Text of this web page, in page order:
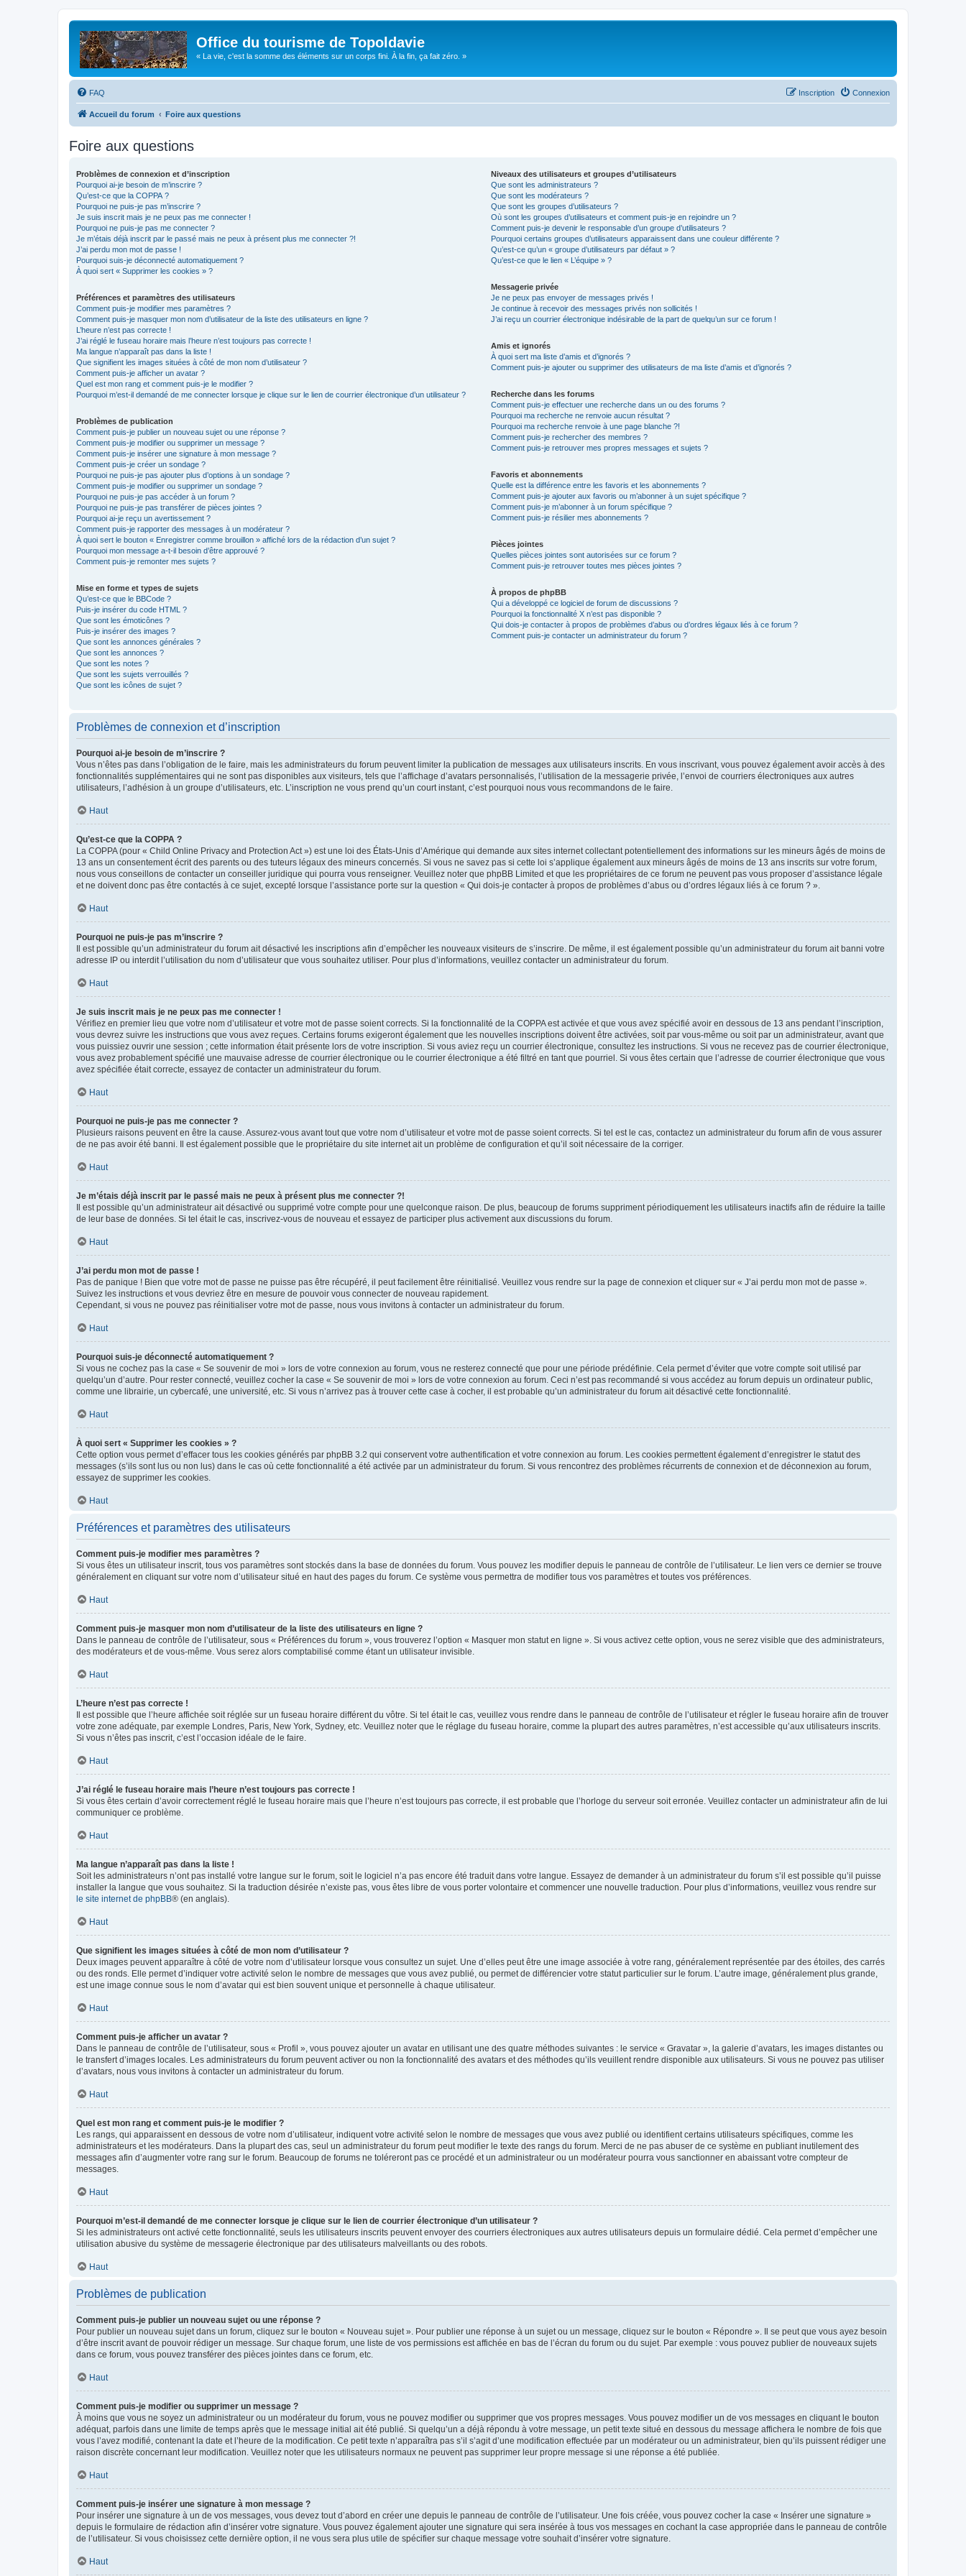
Office du tourisme de Topoldavie
« La vie, c'est la somme des éléments sur un corps fini. À la fin, ça fait zéro. »
FAQ Connexion
Inscription
Accueil du forum Foire aux questions
Foire aux questions
Problèmes de connexion et d’inscription
Pourquoi ai-je besoin de m’inscrire ?
Qu’est-ce que la COPPA ?
Pourquoi ne puis-je pas m’inscrire ?
Je suis inscrit mais je ne peux pas me connecter !
Pourquoi ne puis-je pas me connecter ?
Je m’étais déjà inscrit par le passé mais ne peux à présent plus me connecter ?!
J’ai perdu mon mot de passe !
Pourquoi suis-je déconnecté automatiquement ?
À quoi sert « Supprimer les cookies » ?
Préférences et paramètres des utilisateurs
Comment puis-je modifier mes paramètres ?
Comment puis-je masquer mon nom d’utilisateur de la liste des utilisateurs en ligne ?
L’heure n’est pas correcte !
J’ai réglé le fuseau horaire mais l’heure n’est toujours pas correcte !
Ma langue n’apparaît pas dans la liste !
Que signifient les images situées à côté de mon nom d’utilisateur ?
Comment puis-je afficher un avatar ?
Quel est mon rang et comment puis-je le modifier ?
Pourquoi m’est-il demandé de me connecter lorsque je clique sur le lien de courrier électronique d’un utilisateur ?
Problèmes de publication
Comment puis-je publier un nouveau sujet ou une réponse ?
Comment puis-je modifier ou supprimer un message ?
Comment puis-je insérer une signature à mon message ?
Comment puis-je créer un sondage ?
Pourquoi ne puis-je pas ajouter plus d’options à un sondage ?
Comment puis-je modifier ou supprimer un sondage ?
Pourquoi ne puis-je pas accéder à un forum ?
Pourquoi ne puis-je pas transférer de pièces jointes ?
Pourquoi ai-je reçu un avertissement ?
Comment puis-je rapporter des messages à un modérateur ?
À quoi sert le bouton « Enregistrer comme brouillon » affiché lors de la rédaction d’un sujet ?
Pourquoi mon message a-t-il besoin d’être approuvé ?
Comment puis-je remonter mes sujets ?
Mise en forme et types de sujets
Qu’est-ce que le BBCode ?
Puis-je insérer du code HTML ?
Que sont les émoticônes ?
Puis-je insérer des images ?
Que sont les annonces générales ?
Que sont les annonces ?
Que sont les notes ?
Que sont les sujets verrouillés ?
Que sont les icônes de sujet ?
Niveaux des utilisateurs et groupes d’utilisateurs
Que sont les administrateurs ?
Que sont les modérateurs ?
Que sont les groupes d’utilisateurs ?
Où sont les groupes d’utilisateurs et comment puis-je en rejoindre un ?
Comment puis-je devenir le responsable d’un groupe d’utilisateurs ?
Pourquoi certains groupes d’utilisateurs apparaissent dans une couleur différente ?
Qu’est-ce qu’un « groupe d’utilisateurs par défaut » ?
Qu’est-ce que le lien « L’équipe » ?
Messagerie privée
Je ne peux pas envoyer de messages privés !
Je continue à recevoir des messages privés non sollicités !
J’ai reçu un courrier électronique indésirable de la part de quelqu’un sur ce forum !
Amis et ignorés
À quoi sert ma liste d’amis et d’ignorés ?
Comment puis-je ajouter ou supprimer des utilisateurs de ma liste d’amis et d’ignorés ?
Recherche dans les forums
Comment puis-je effectuer une recherche dans un ou des forums ?
Pourquoi ma recherche ne renvoie aucun résultat ?
Pourquoi ma recherche renvoie à une page blanche ?!
Comment puis-je rechercher des membres ?
Comment puis-je retrouver mes propres messages et sujets ?
Favoris et abonnements
Quelle est la différence entre les favoris et les abonnements ?
Comment puis-je ajouter aux favoris ou m’abonner à un sujet spécifique ?
Comment puis-je m’abonner à un forum spécifique ?
Comment puis-je résilier mes abonnements ?
Pièces jointes
Quelles pièces jointes sont autorisées sur ce forum ?
Comment puis-je retrouver toutes mes pièces jointes ?
À propos de phpBB
Qui a développé ce logiciel de forum de discussions ?
Pourquoi la fonctionnalité X n’est pas disponible ?
Qui dois-je contacter à propos de problèmes d’abus ou d’ordres légaux liés à ce forum ?
Comment puis-je contacter un administrateur du forum ?
Problèmes de connexion et d’inscription
Pourquoi ai-je besoin de m’inscrire ?
Vous n’êtes pas dans l’obligation de le faire, mais les administrateurs du forum peuvent limiter la publication de messages aux utilisateurs inscrits. En vous inscrivant, vous pouvez également avoir accès à des
fonctionnalités supplémentaires qui ne sont pas disponibles aux visiteurs, tels que l’affichage d’avatars personnalisés, l’utilisation de la messagerie privée, l’envoi de courriers électroniques aux autres
utilisateurs, l’adhésion à un groupe d’utilisateurs, etc. L’inscription ne vous prend qu’un court instant, c’est pourquoi nous vous recommandons de le faire.
Haut
Qu’est-ce que la COPPA ?
La COPPA (pour « Child Online Privacy and Protection Act ») est une loi des États-Unis d’Amérique qui demande aux sites internet collectant potentiellement des informations sur les mineurs âgés de moins de
13 ans un consentement écrit des parents ou des tuteurs légaux des mineurs concernés. Si vous ne savez pas si cette loi s’applique également aux mineurs âgés de moins de 13 ans inscrits sur votre forum,
nous vous conseillons de contacter un conseiller juridique qui pourra vous renseigner. Veuillez noter que phpBB Limited et que les propriétaires de ce forum ne peuvent pas vous proposer d’assistance légale
et ne doivent donc pas être contactés à ce sujet, excepté lorsque l’assistance porte sur la question « Qui dois-je contacter à propos de problèmes d’abus ou d’ordres légaux liés à ce forum ? ».
Haut
Pourquoi ne puis-je pas m’inscrire ?
Il est possible qu’un administrateur du forum ait désactivé les inscriptions afin d’empêcher les nouveaux visiteurs de s’inscrire. De même, il est également possible qu’un administrateur du forum ait banni votre
adresse IP ou interdit l’utilisation du nom d’utilisateur que vous souhaitez utiliser. Pour plus d’informations, veuillez contacter un administrateur du forum.
Haut
Je suis inscrit mais je ne peux pas me connecter !
Vérifiez en premier lieu que votre nom d’utilisateur et votre mot de passe soient corrects. Si la fonctionnalité de la COPPA est activée et que vous avez spécifié avoir en dessous de 13 ans pendant l’inscription,
vous devrez suivre les instructions que vous avez reçues. Certains forums exigeront également que les nouvelles inscriptions doivent être activées, soit par vous-même ou soit par un administrateur, avant que
vous puissiez ouvrir une session ; cette information était présente lors de votre inscription. Si vous aviez reçu un courrier électronique, consultez les instructions. Si vous ne recevez pas de courrier électronique,
vous avez probablement spécifié une mauvaise adresse de courrier électronique ou le courrier électronique a été filtré en tant que pourriel. Si vous êtes certain que l’adresse de courrier électronique que vous
avez spécifiée était correcte, essayez de contacter un administrateur du forum.
Haut
Pourquoi ne puis-je pas me connecter ?
Plusieurs raisons peuvent en être la cause. Assurez-vous avant tout que votre nom d’utilisateur et votre mot de passe soient corrects. Si tel est le cas, contactez un administrateur du forum afin de vous assurer
de ne pas avoir été banni. Il est également possible que le propriétaire du site internet ait un problème de configuration et qu’il soit nécessaire de la corriger.
Haut
Je m’étais déjà inscrit par le passé mais ne peux à présent plus me connecter ?!
Il est possible qu’un administrateur ait désactivé ou supprimé votre compte pour une quelconque raison. De plus, beaucoup de forums suppriment périodiquement les utilisateurs inactifs afin de réduire la taille
de leur base de données. Si tel était le cas, inscrivez-vous de nouveau et essayez de participer plus activement aux discussions du forum.
Haut
J’ai perdu mon mot de passe !
Pas de panique ! Bien que votre mot de passe ne puisse pas être récupéré, il peut facilement être réinitialisé. Veuillez vous rendre sur la page de connexion et cliquer sur « J’ai perdu mon mot de passe ».
Suivez les instructions et vous devriez être en mesure de pouvoir vous connecter de nouveau rapidement.
Cependant, si vous ne pouvez pas réinitialiser votre mot de passe, nous vous invitons à contacter un administrateur du forum.
Haut
Pourquoi suis-je déconnecté automatiquement ?
Si vous ne cochez pas la case « Se souvenir de moi » lors de votre connexion au forum, vous ne resterez connecté que pour une période prédéfinie. Cela permet d’éviter que votre compte soit utilisé par
quelqu’un d’autre. Pour rester connecté, veuillez cocher la case « Se souvenir de moi » lors de votre connexion au forum. Ceci n’est pas recommandé si vous accédez au forum depuis un ordinateur public,
comme une librairie, un cybercafé, une université, etc. Si vous n’arrivez pas à trouver cette case à cocher, il est probable qu’un administrateur du forum ait désactivé cette fonctionnalité.
Haut
À quoi sert « Supprimer les cookies » ?
Cette option vous permet d’effacer tous les cookies générés par phpBB 3.2 qui conservent votre authentification et votre connexion au forum. Les cookies permettent également d’enregistrer le statut des
messages (s’ils sont lus ou non lus) dans le cas où cette fonctionnalité a été activée par un administrateur du forum. Si vous rencontrez des problèmes récurrents de connexion et de déconnexion au forum,
essayez de supprimer les cookies.
Haut
Préférences et paramètres des utilisateurs
Comment puis-je modifier mes paramètres ?
Si vous êtes un utilisateur inscrit, tous vos paramètres sont stockés dans la base de données du forum. Vous pouvez les modifier depuis le panneau de contrôle de l’utilisateur. Le lien vers ce dernier se trouve
généralement en cliquant sur votre nom d’utilisateur situé en haut des pages du forum. Ce système vous permettra de modifier tous vos paramètres et toutes vos préférences.
Haut
Comment puis-je masquer mon nom d’utilisateur de la liste des utilisateurs en ligne ?
Dans le panneau de contrôle de l’utilisateur, sous « Préférences du forum », vous trouverez l’option « Masquer mon statut en ligne ». Si vous activez cette option, vous ne serez visible que des administrateurs,
des modérateurs et de vous-même. Vous serez alors comptabilisé comme étant un utilisateur invisible.
Haut
L’heure n’est pas correcte !
Il est possible que l’heure affichée soit réglée sur un fuseau horaire différent du vôtre. Si tel était le cas, veuillez vous rendre dans le panneau de contrôle de l’utilisateur et régler le fuseau horaire afin de trouver
votre zone adéquate, par exemple Londres, Paris, New York, Sydney, etc. Veuillez noter que le réglage du fuseau horaire, comme la plupart des autres paramètres, n’est accessible qu’aux utilisateurs inscrits.
Si vous n’êtes pas inscrit, c’est l’occasion idéale de le faire.
Haut
J’ai réglé le fuseau horaire mais l’heure n’est toujours pas correcte !
Si vous êtes certain d’avoir correctement réglé le fuseau horaire mais que l’heure n’est toujours pas correcte, il est probable que l’horloge du serveur soit erronée. Veuillez contacter un administrateur afin de lui
communiquer ce problème.
Haut
Ma langue n’apparaît pas dans la liste !
Soit les administrateurs n’ont pas installé votre langue sur le forum, soit le logiciel n’a pas encore été traduit dans votre langue. Essayez de demander à un administrateur du forum s’il est possible qu’il puisse
installer la langue que vous souhaitez. Si la traduction désirée n’existe pas, vous êtes libre de vous porter volontaire et commencer une nouvelle traduction. Pour plus d’informations, veuillez vous rendre sur
le site internet de phpBB® (en anglais).
Haut
Que signifient les images situées à côté de mon nom d’utilisateur ?
Deux images peuvent apparaître à côté de votre nom d’utilisateur lorsque vous consultez un sujet. Une d’elles peut être une image associée à votre rang, généralement représentée par des étoiles, des carrés
ou des ronds. Elle permet d’indiquer votre activité selon le nombre de messages que vous avez publié, ou permet de différencier votre statut particulier sur le forum. L’autre image, généralement plus grande,
est une image connue sous le nom d’avatar qui est bien souvent unique et personnelle à chaque utilisateur.
Haut
Comment puis-je afficher un avatar ?
Dans le panneau de contrôle de l’utilisateur, sous « Profil », vous pouvez ajouter un avatar en utilisant une des quatre méthodes suivantes : le service « Gravatar », la galerie d’avatars, les images distantes ou
le transfert d’images locales. Les administrateurs du forum peuvent activer ou non la fonctionnalité des avatars et des méthodes qu’ils veuillent rendre disponible aux utilisateurs. Si vous ne pouvez pas utiliser
d’avatars, nous vous invitons à contacter un administrateur du forum.
Haut
Quel est mon rang et comment puis-je le modifier ?
Les rangs, qui apparaissent en dessous de votre nom d’utilisateur, indiquent votre activité selon le nombre de messages que vous avez publié ou identifient certains utilisateurs spécifiques, comme les
administrateurs et les modérateurs. Dans la plupart des cas, seul un administrateur du forum peut modifier le texte des rangs du forum. Merci de ne pas abuser de ce système en publiant inutilement des
messages afin d’augmenter votre rang sur le forum. Beaucoup de forums ne toléreront pas ce procédé et un administrateur ou un modérateur pourra vous sanctionner en abaissant votre compteur de
messages.
Haut
Pourquoi m’est-il demandé de me connecter lorsque je clique sur le lien de courrier électronique d’un utilisateur ?
Si les administrateurs ont activé cette fonctionnalité, seuls les utilisateurs inscrits peuvent envoyer des courriers électroniques aux autres utilisateurs depuis un formulaire dédié. Cela permet d’empêcher une
utilisation abusive du système de messagerie électronique par des utilisateurs malveillants ou des robots.
Haut
Problèmes de publication
Comment puis-je publier un nouveau sujet ou une réponse ?
Pour publier un nouveau sujet dans un forum, cliquez sur le bouton « Nouveau sujet ». Pour publier une réponse à un sujet ou un message, cliquez sur le bouton « Répondre ». Il se peut que vous ayez besoin
d’être inscrit avant de pouvoir rédiger un message. Sur chaque forum, une liste de vos permissions est affichée en bas de l’écran du forum ou du sujet. Par exemple : vous pouvez publier de nouveaux sujets
dans ce forum, vous pouvez transférer des pièces jointes dans ce forum, etc.
Haut
Comment puis-je modifier ou supprimer un message ?
À moins que vous ne soyez un administrateur ou un modérateur du forum, vous ne pouvez modifier ou supprimer que vos propres messages. Vous pouvez modifier un de vos messages en cliquant le bouton
adéquat, parfois dans une limite de temps après que le message initial ait été publié. Si quelqu’un a déjà répondu à votre message, un petit texte situé en dessous du message affichera le nombre de fois que
vous l’avez modifié, contenant la date et l’heure de la modification. Ce petit texte n’apparaîtra pas s’il s’agit d’une modification effectuée par un modérateur ou un administrateur, bien qu’ils puissent rédiger une
raison discrète concernant leur modification. Veuillez noter que les utilisateurs normaux ne peuvent pas supprimer leur propre message si une réponse a été publiée.
Haut
Comment puis-je insérer une signature à mon message ?
Pour insérer une signature à un de vos messages, vous devez tout d’abord en créer une depuis le panneau de contrôle de l’utilisateur. Une fois créée, vous pouvez cocher la case « Insérer une signature »
depuis le formulaire de rédaction afin d’insérer votre signature. Vous pouvez également ajouter une signature qui sera insérée à tous vos messages en cochant la case appropriée dans le panneau de contrôle
de l’utilisateur. Si vous choisissez cette dernière option, il ne vous sera plus utile de spécifier sur chaque message votre souhait d’insérer votre signature.
Haut